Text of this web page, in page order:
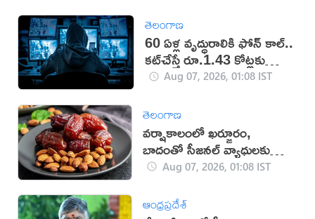
తెలంగాణ
60 ఏళ్ల వృద్ధురాలికి ఫోన్ కాల్..
కట్‌చేస్తే రూ.1.43 కోట్లకు
టోకరాAug 07, 2026, 01:08 IST
తెలంగాణ
వర్షాకాలంలో ఖర్జూరం,
బాదంతో సీజనల్ వ్యాధులకు
చెక్: నిపుణులు
Aug 07, 2026, 01:08 IST
ఆంధ్రప్రదేశ్